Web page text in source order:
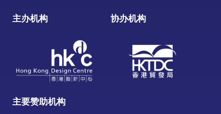
主办机构 协办机构
主要赞助机构